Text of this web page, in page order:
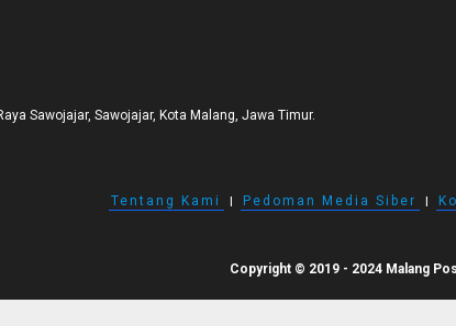
Sawojajar, Sawojajar, Kota Malang, Jawa Timur.
Tentang Kami I Pedoman Media Siber I
Copyright © 2019 - 2024 Malang